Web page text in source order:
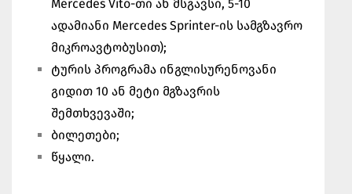
Mercedes Vito-თი ან მსგავსი, 5-10
ადამიანი Mercedes Sprinter-ის სამგზავრო
მიკროავტობუსით);
ტურის პროგრამა ინგლისურენოვანი
გიდით 10 ან მეტი მგზავრის
შემთხვევაში;
ბილეთები;
წყალი.